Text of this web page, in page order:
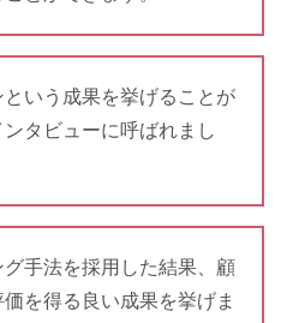
いう成果を挙げることが
タビューに呼ばれまし
手法を採用した結果、顧
を得る良い成果を挙げま